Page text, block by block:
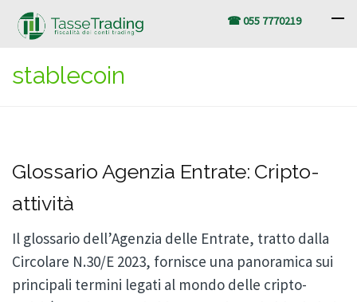
☎ 055 7770219
stablecoin
Glossario Agenzia Entrate: Cripto-
attività
Il glossario dell’Agenzia delle Entrate, tratto dalla
Circolare N.30/E 2023, fornisce una panoramica sui
principali termini legati al mondo delle cripto-